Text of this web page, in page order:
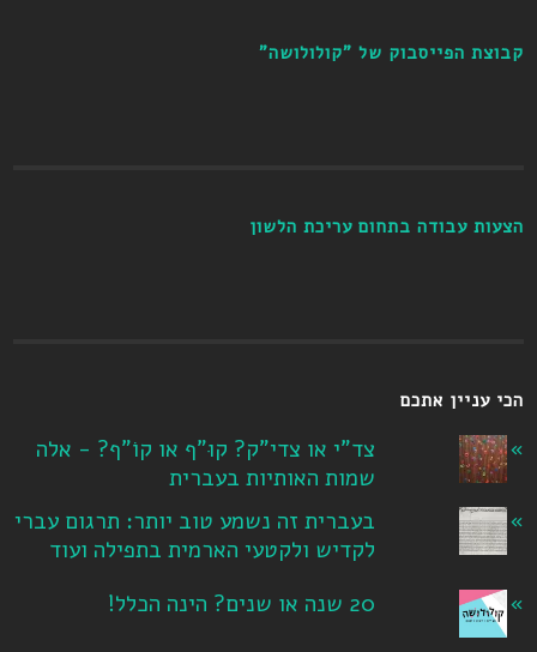
קבוצת הפייסבוק של "קולולושה"
הצעות עבודה בתחום עריכת הלשון
הכי עניין אתכם
צד"י או צדי"ק? קוּ"ף או קוֹ"ף? - אלה
שמות האותיות בעברית
בעברית זה נשמע טוב יותר: תרגום עברי
לקדיש ולקטעי הארמית בתפילה ועוד
20 שנה או שנים? הינה הכלל!